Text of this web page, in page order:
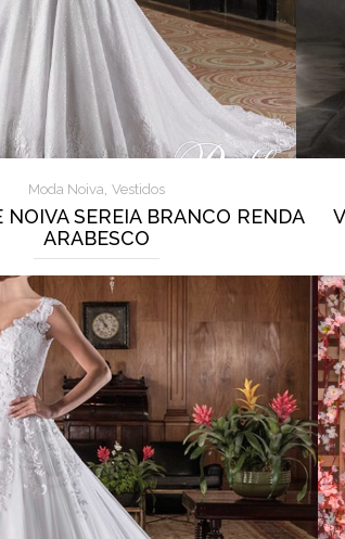
Moda Noiva, Vestidos
NOIVA SEREIA BRANCO RENDA
ARABESCO